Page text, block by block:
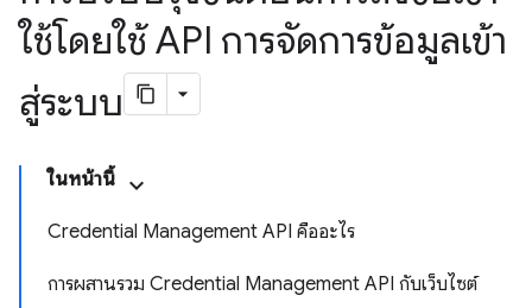
ใช้โดยใช้ API การจัดการข้อมูลเข้า
สู่ระบบ
ในหน้านี้
Credential Management API คืออะไร
การผสานรวม Credential Management API กับเว็บไซต์